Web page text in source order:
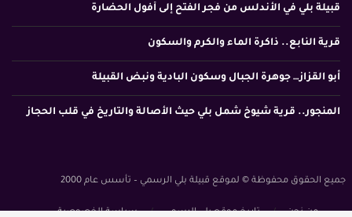
قبيلة بلي في الأندلس من فجر الفتح إلى أفول الحضارة
قرية النابع.. ذاكرة الماء والكرم والسكون
أبو القزاز… جوهرة الجبال وسكون البادية ونبض القبيلة
المنجور.. قرية شيوخ شمل بلي حيث الأصالة والتاريخ في قلب الحجاز
جميع الحقوق محفوظة © لموقع قبيلة بلي الرسمي – تأسس عام 2000
من نحن تاريخ موقع بلي الرسمي سياسة الخصوصية